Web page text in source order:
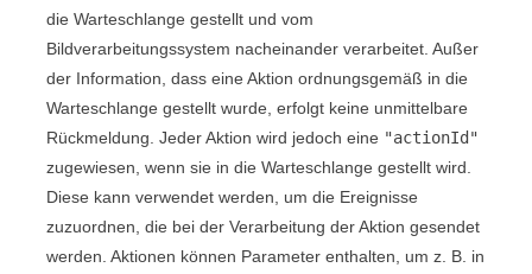
die Warteschlange gestellt und vom
Bildverarbeitungssystem nacheinander verarbeitet. Außer
der Information, dass eine Aktion ordnungsgemäß in die
Warteschlange gestellt wurde, erfolgt keine unmittelbare
Rückmeldung. Jeder Aktion wird jedoch eine "actionId "
zugewiesen, wenn sie in die Warteschlange gestellt wird.
Diese kann verwendet werden, um die Ereignisse
zuzuordnen, die bei der Verarbeitung der Aktion gesendet
werden. Aktionen können Parameter enthalten, um z. B. in